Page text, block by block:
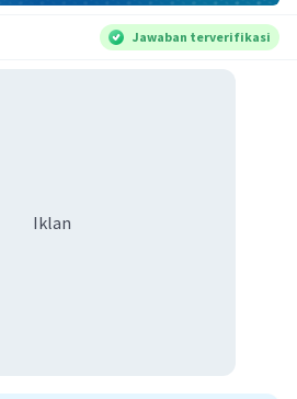
Jawaban terverifikasi
Iklan